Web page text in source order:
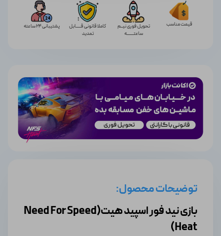
قیمت مناسب
تحویل فوری نیــم
ساعتـــــــه
کاملا قانونی قـــــابل
تمدید
پشتیبانی 24 ساعته
توضیحات محصول:
بازی نید فور اسپید هیت(Need For Speed
Heat)